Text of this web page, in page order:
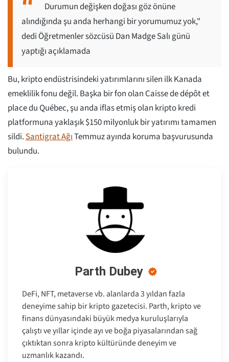
Durumun değişken doğası göz önüne
alındığında şu anda herhangi bir yorumumuz yok,"
dedi Öğretmenler sözcüsü Dan Madge Salı günü
yaptığı açıklamada
Bu, kripto endüstrisindeki yatırımlarını silen ilk Kanada
emeklilik fonu değil. Başka bir fon olan Caisse de dépôt et
place du Québec, şu anda iflas etmiş olan kripto kredi
platformuna yaklaşık $150 milyonluk bir yatırımı tamamen
sildi.Santigrat AğıTemmuz ayında koruma başvurusunda
bulundu.
Parth Dubey
DeFi, NFT, metaverse vb. alanlarda 3 yıldan fazla
deneyime sahip bir kripto gazetecisi. Parth, kripto ve
finans dünyasındaki büyük medya kuruluşlarıyla
çalıştı ve yıllar içinde ayı ve boğa piyasalarından sağ
çıktıktan sonra kripto kültüründe deneyim ve
uzmanlık kazandı.